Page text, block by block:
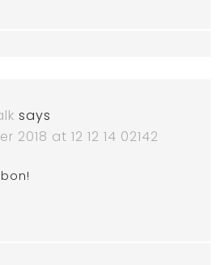
says
2018 at 12 12 14 02142